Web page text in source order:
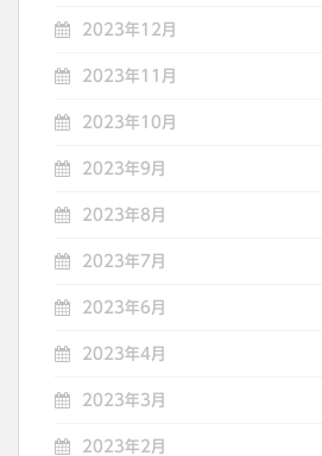
2023年12月
2023年11月
2023年10月
2023年9月
2023年8月
2023年7月
2023年6月
2023年4月
2023年3月
2023年2月